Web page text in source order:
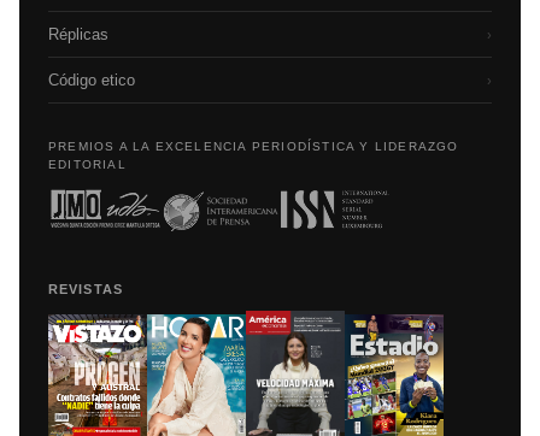
Réplicas ›
Código etico ›
PREMIOS A LA EXCELENCIA PERIODÍSTICA Y LIDERAZGO
EDITORIAL
REVISTAS